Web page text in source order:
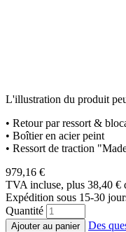
L'illustration du produit
• Retour par ressort &
• Boîtier en acier peint
• Ressort de traction
979,16 €
TVA incluse, plus 38,40 €
Expédition sous 15-30
Quantité
Des